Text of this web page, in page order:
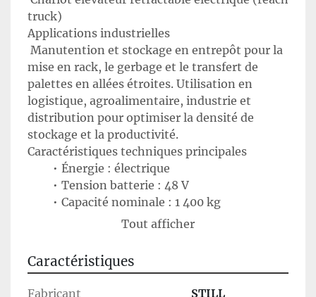
truck)
Applications industrielles
mise en rack, le gerbage et le transfert de
palettes en allées étroites. Utilisation en
logistique, agroalimentaire, industrie et
distribution pour optimiser la densité de
stockage et la productivité.
Caractéristiques techniques principales
Énergie : électrique
Tension batterie : 48 V
Capacité nominale : 1 400 kg
Chargeur : 48 V – 90 A
Utilisation de la machine
Ce chariot rétractable STILL est conçu pour la
manutention de palettes en zones de stockage
Tout afficher
Caractéristiques
Fabricant STILL